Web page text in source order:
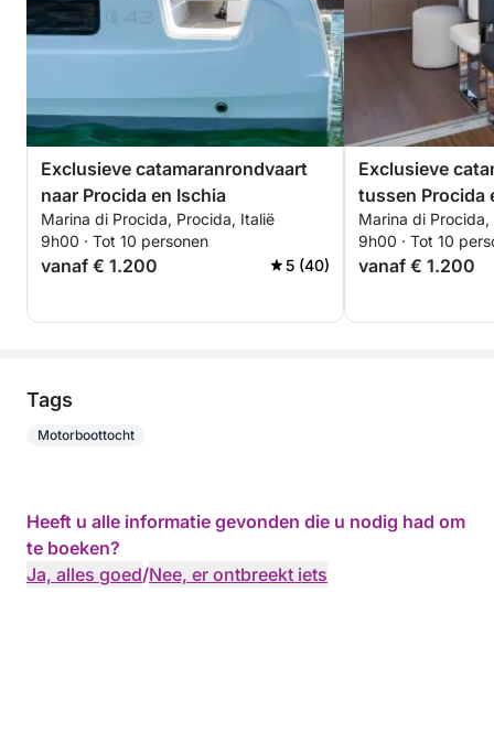
Exclusieve catamaranrondvaart
naar Procida en Ischia
Marina di Procida, Procida, Italië
9h00 · Tot 10 personen
vanaf € 1.200 5 (40)
Exclusieve
tussen Procida
onderwaterbaai
Marina di
9h00 · Tot 10
vanaf € 1.200
Tags
Motorboottocht
Heeft u alle informatie gevonden die u nodig had om
te boeken?
Ja, alles goed/Nee, er ontbreekt iets